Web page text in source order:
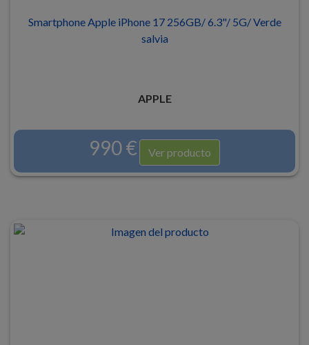
Smartphone Apple iPhone 17 256GB/ 6.3"/ 5G/ Verde
salvia
APPLE
990 € Ver producto